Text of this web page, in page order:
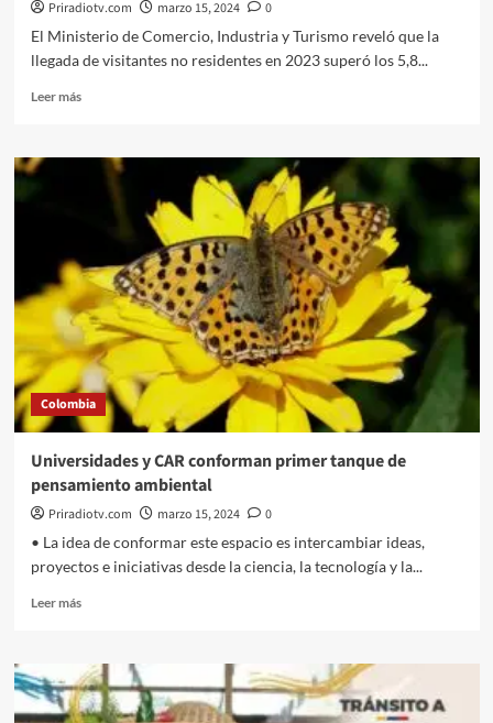
Priradiotv.com marzo 15, 2024
0
El Ministerio de Comercio, Industria y Turismo reveló que la
llegada de visitantes no residentes en 2023 superó los 5,8...
Leer másLeer
En
22,4%
por
turismo
en
Colombia
en
el
2023
superando
los
9.000
millones
Colombia
Universidades y CAR conforman primer tanque de
pensamiento ambiental
Priradiotv.com marzo 15, 2024
0
• La idea de conformar este espacio es intercambiar ideas,
proyectos e iniciativas desde la ciencia, la tecnología y la...
Leer másLeer
Universidades
y
CAR